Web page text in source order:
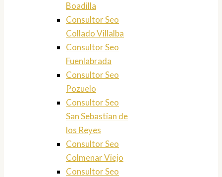
Boadilla
Consultor Seo
Collado Villalba
Consultor Seo
Fuenlabrada
Consultor Seo
Pozuelo
Consultor Seo
San Sebastian de
los Reyes
Consultor Seo
Colmenar Viejo
Consultor Seo